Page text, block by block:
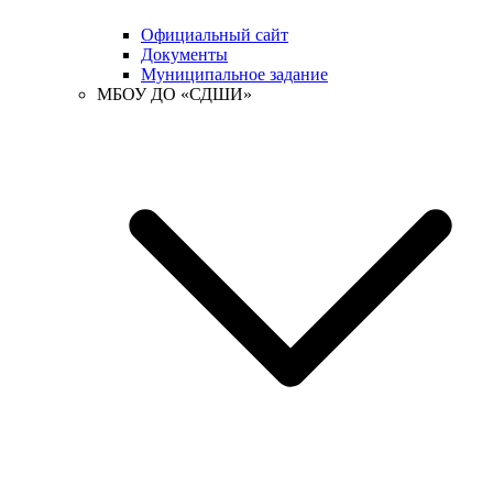
Официальный сайт
Документы
Муниципальное задание
МБОУ ДО «СДШИ»